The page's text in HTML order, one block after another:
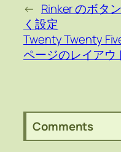
← Rinker のボタ
く設定
Twenty Twenty
ページのレイアウ
Comments